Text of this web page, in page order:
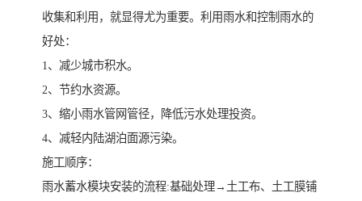
收集和利用，就显得尤为重要。利用雨水和控制雨水的
好处：
1、减少城市积水。
2、节约水资源。
3、缩小雨水管网管径，降低污水处理投资。
4、减轻内陆湖泊面源污染。
施工顺序：
雨水蓄水模块安装的流程:基础处理→土工布、土工膜铺